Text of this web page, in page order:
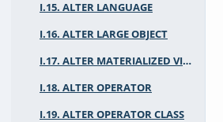
I.15. ALTER LANGUAGE
I.16. ALTER LARGE OBJECT
I.17. ALTER MATERIALIZED VIEW
I.18. ALTER OPERATOR
I.19. ALTER OPERATOR CLASS